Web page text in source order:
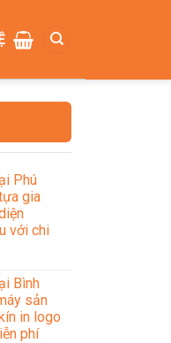
Phú
gia
với chi
Bình
sản
in logo
phí